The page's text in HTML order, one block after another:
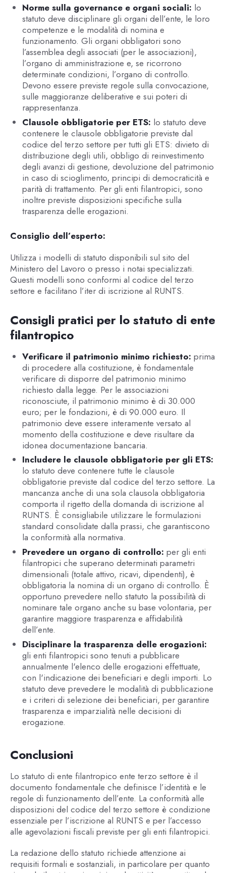
Norme sulla governance e organi sociali: lo
statuto deve disciplinare gli organi dell’ente, le loro
competenze e le modalità di nomina e
funzionamento. Gli organi obbligatori sono
l’assemblea degli associati (per le associazioni),
l’organo di amministrazione e, se ricorrono
determinate condizioni, l’organo di controllo.
Devono essere previste regole sulla convocazione,
sulle maggioranze deliberative e sui poteri di
rappresentanza.
Clausole obbligatorie per ETS: lo statuto deve
contenere le clausole obbligatorie previste dal
codice del terzo settore per tutti gli ETS: divieto di
distribuzione degli utili, obbligo di reinvestimento
degli avanzi di gestione, devoluzione del patrimonio
in caso di scioglimento, principi di democraticità e
parità di trattamento. Per gli enti filantropici, sono
inoltre previste disposizioni specifiche sulla
trasparenza delle erogazioni.
Consiglio dell’esperto:
Utilizza i modelli di statuto disponibili sul sito del
Ministero del Lavoro o presso i notai specializzati.
Questi modelli sono conformi al codice del terzo
settore e facilitano l’iter di iscrizione al RUNTS.
Consigli pratici per lo statuto di ente
filantropico
Verificare il patrimonio minimo richiesto: prima
di procedere alla costituzione, è fondamentale
verificare di disporre del patrimonio minimo
richiesto dalla legge. Per le associazioni
riconosciute, il patrimonio minimo è di 30.000
euro; per le fondazioni, è di 90.000 euro. Il
patrimonio deve essere interamente versato al
momento della costituzione e deve risultare da
idonea documentazione bancaria.
Includere le clausole obbligatorie per gli ETS:
lo statuto deve contenere tutte le clausole
obbligatorie previste dal codice del terzo settore. La
mancanza anche di una sola clausola obbligatoria
comporta il rigetto della domanda di iscrizione al
RUNTS. È consigliabile utilizzare le formulazioni
standard consolidate dalla prassi, che garantiscono
la conformità alla normativa.
Prevedere un organo di controllo: per gli enti
filantropici che superano determinati parametri
dimensionali (totale attivo, ricavi, dipendenti), è
obbligatoria la nomina di un organo di controllo. È
opportuno prevedere nello statuto la possibilità di
nominare tale organo anche su base volontaria, per
garantire maggiore trasparenza e affidabilità
dell’ente.
Disciplinare la trasparenza delle erogazioni:
gli enti filantropici sono tenuti a pubblicare
annualmente l'elenco delle erogazioni effettuate,
con l'indicazione dei beneficiari e degli importi. Lo
statuto deve prevedere le modalità di pubblicazione
e i criteri di selezione dei beneficiari, per garantire
trasparenza e imparzialità nelle decisioni di
erogazione.
Conclusioni
Lo statuto di ente filantropico ente terzo settore è il
documento fondamentale che definisce l’identità e le
regole di funzionamento dell’ente. La conformità alle
disposizioni del codice del terzo settore è condizione
essenziale per l’iscrizione al RUNTS e per l’accesso
alle agevolazioni fiscali previste per gli enti filantropici.
La redazione dello statuto richiede attenzione ai
requisiti formali e sostanziali, in particolare per quanto